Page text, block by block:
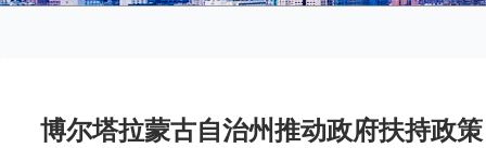
博尔塔拉蒙古自治州推动政府扶持政